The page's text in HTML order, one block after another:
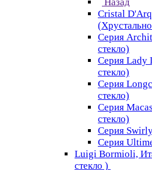
Cristal
Серия
стекло)
Серия Lady
стекло)
Серия
стекло)
Серия
стекло)
Серия
Серия
Luigi Bormioli,
стекло )